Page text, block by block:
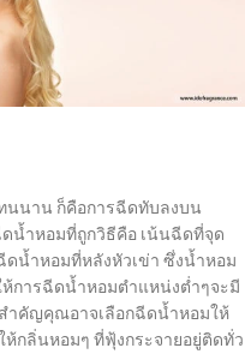
นนาน ก็คือการฉีดทับลงบน
น้ำหอมที่ถูกวิธีคือ เน้นฉีดที่จุด
น้ำหอมที่หลังหัวเข่า ซึ่งน้ำหอม
การฉีดน้ำหอมตำแหน่งต่ำๆจะมี
ำคัญคุณอาจเลือกฉีดน้ำหอมให้
ห้กลิ่นหอมๆ ที่ฟุ้งกระจายอยู่ติดทั่ว